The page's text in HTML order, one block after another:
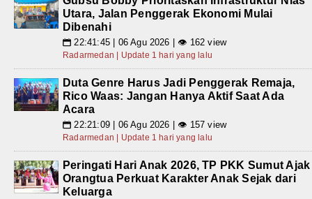
Utara, Jalan Penggerak Ekonomi Mulai
Dibenahi
📅 22:41:45 | 06 Agu 2026 | 👁 162 view
Radarmedan | Update 1 hari yang lalu
Duta Genre Harus Jadi Penggerak Remaja,
Rico Waas: Jangan Hanya Aktif Saat Ada
Acara
📅 22:21:09 | 06 Agu 2026 | 👁 157 view
Radarmedan | Update 1 hari yang lalu
Peringati Hari Anak 2026, TP PKK Sumut Ajak
Orangtua Perkuat Karakter Anak Sejak dari
Keluarga